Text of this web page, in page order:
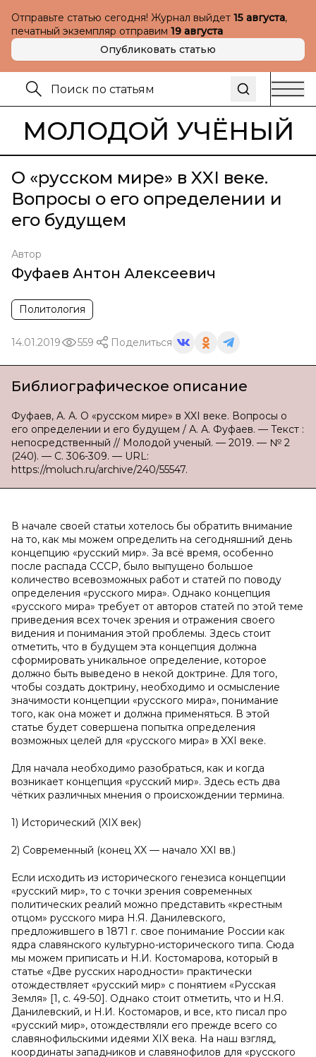
Отправьте статью сегодня! Журнал выйдет 15 августа,
печатный экземпляр отправим 19 августа
Опубликовать статью
МОЛОДОЙ УЧЁНЫЙ
О «русском мире» в XXI веке.
Вопросы о его определении и
его будущем
Автор
Фуфаев Антон Алексеевич
Политология
14.01.2019 559 Поделиться
Библиографическое описание
Фуфаев, А. А. О «русском мире» в XXI веке. Вопросы о
его определении и его будущем / А. А. Фуфаев. — Текст :
непосредственный // Молодой ученый. — 2019. — № 2
(240). — С. 306-309. — URL:
https://moluch.ru/archive/240/55547.
В начале своей статьи хотелось бы обратить внимание
на то, как мы можем определить на сегодняшний день
концепцию «русский мир». За всё время, особенно
после распада СССР, было выпущено большое
количество всевозможных работ и статей по поводу
определения «русского мира». Однако концепция
«русского мира» требует от авторов статей по этой теме
приведения всех точек зрения и отражения своего
видения и понимания этой проблемы. Здесь стоит
отметить, что в будущем эта концепция должна
сформировать уникальное определение, которое
должно быть выведено в некой доктрине. Для того,
чтобы создать доктрину, необходимо и осмысление
значимости концепции «русского мира», понимание
того, как она может и должна применяться. В этой
статье будет совершена попытка определения
возможных целей для «русского мира» в XXI веке.
Для начала необходимо разобраться, как и когда
возникает концепция «русский мир». Здесь есть два
чётких различных мнения о происхождении термина.
1) Исторический (XIX век)
2) Современный (конец XX — начало XXI вв.)
Если исходить из исторического генезиса концепции
«русский мир», то с точки зрения современных
политических реалий можно представить «крестным
отцом» русского мира Н.Я. Данилевского,
предложившего в 1871 г. свое понимание России как
ядра славянского культурно-исторического типа. Сюда
мы можем приписать и Н.И. Костомарова, который в
статье «Две русских народности» практически
отождествляет «русский мир» с понятием «Русская
Земля» [1, с. 49-50]. Однако стоит отметить, что и Н.Я.
Данилевский, и Н.И. Костомаров, и все, кто писал про
«русский мир», отождествляли его прежде всего со
славянофильскими идеями XIX века. На наш взгляд,
координаты западников и славянофилов для «русского